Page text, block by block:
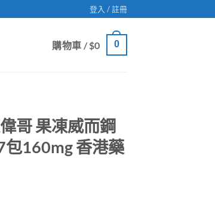
登入 / 註冊
購物車 /$0 0
哥 果凍威而鋼
包160mg 香港藥